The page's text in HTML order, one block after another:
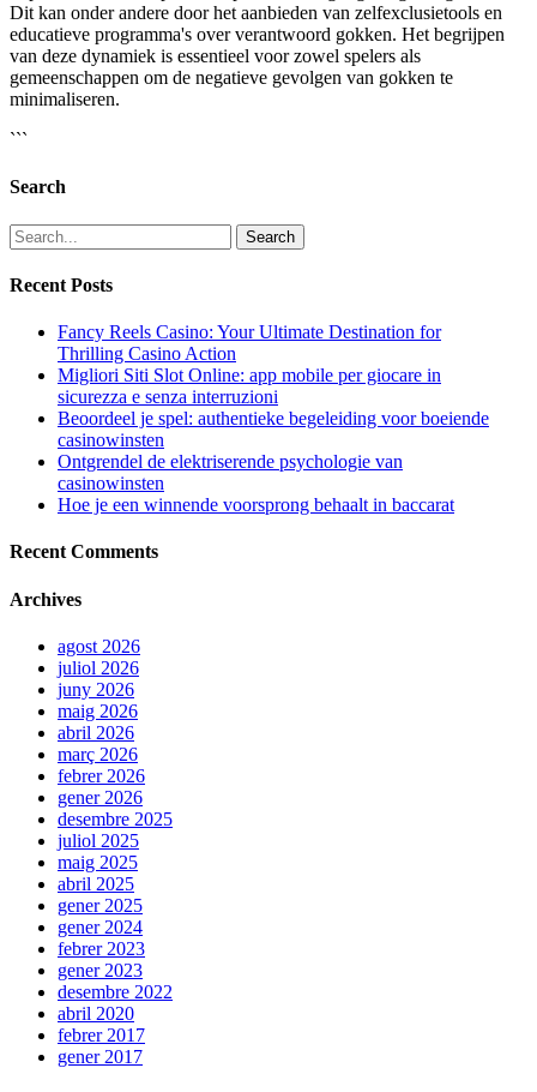
Dit kan onder andere door het aanbieden van zelfexclusietools en
educatieve programma's over verantwoord gokken. Het begrijpen
van deze dynamiek is essentieel voor zowel spelers als
gemeenschappen om de negatieve gevolgen van gokken te
minimaliseren.
```
Search
Search
Recent Posts
Fancy Reels Casino: Your Ultimate Destination for
Thrilling Casino Action
Migliori Siti Slot Online: app mobile per giocare in
sicurezza e senza interruzioni
Beoordeel je spel: authentieke begeleiding voor boeiende
casinowinsten
Ontgrendel de elektriserende psychologie van
casinowinsten
Hoe je een winnende voorsprong behaalt in baccarat
Recent Comments
Archives
agost 2026
juliol 2026
juny 2026
maig 2026
abril 2026
març 2026
febrer 2026
gener 2026
desembre 2025
juliol 2025
maig 2025
abril 2025
gener 2025
gener 2024
febrer 2023
gener 2023
desembre 2022
abril 2020
febrer 2017
gener 2017